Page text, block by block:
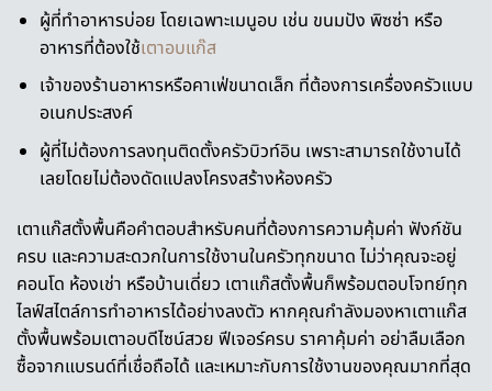
ผู้ที่ทำอาหารบ่อย โดยเฉพาะเมนูอบ เช่น ขนมปัง พิซซ่า หรือ
อาหารที่ต้องใช้เตาอบแก๊ส
เจ้าของร้านอาหารหรือคาเฟ่ขนาดเล็ก ที่ต้องการเครื่องครัวแบบ
อเนกประสงค์
ผู้ที่ไม่ต้องการลงทุนติดตั้งครัวบิวท์อิน เพราะสามารถใช้งานได้
เลยโดยไม่ต้องดัดแปลงโครงสร้างห้องครัว
เตาแก๊สตั้งพื้นคือคำตอบสำหรับคนที่ต้องการความคุ้มค่า ฟังก์ชัน
ครบ และความสะดวกในการใช้งานในครัวทุกขนาด ไม่ว่าคุณจะอยู่
คอนโด ห้องเช่า หรือบ้านเดี่ยว เตาแก๊สตั้งพื้นก็พร้อมตอบโจทย์ทุก
ไลฟ์สไตล์การทำอาหารได้อย่างลงตัว หากคุณกำลังมองหาเตาแก๊ส
ตั้งพื้นพร้อมเตาอบดีไซน์สวย ฟีเจอร์ครบ ราคาคุ้มค่า อย่าลืมเลือก
ซื้อจากแบรนด์ที่เชื่อถือได้ และเหมาะกับการใช้งานของคุณมากที่สุด